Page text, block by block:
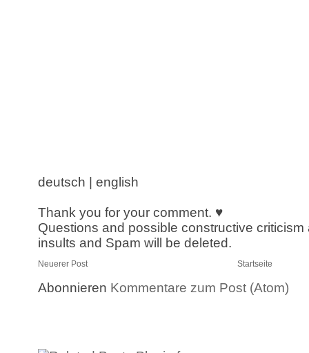
deutsch | english
Thank you for your comment. ♥
Questions and possible constructive criticism
insults and Spam will be deleted.
Neuerer Post Startseite
Abonnieren Kommentare zum Post (Atom)